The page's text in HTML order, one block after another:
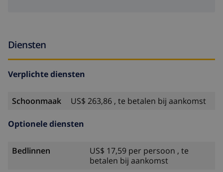
Diensten
Verplichte diensten
Schoonmaak US$ 263,86 , te betalen bij aankomst
Optionele diensten
Bedlinnen
US$ 17,59 per persoon , te
betalen bij aankomst